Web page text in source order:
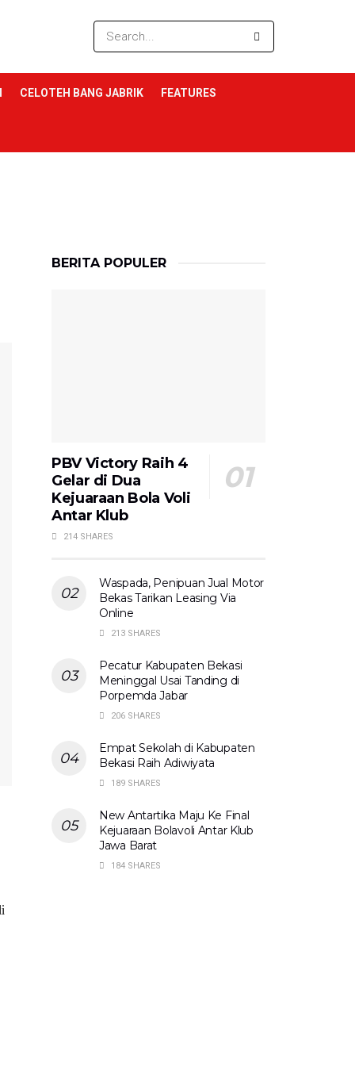
CELOTEH BANG JABRIK FEATURES
BERITA POPULER
PBV Victory Raih 4
Gelar di Dua
Kejuaraan Bola Voli
Antar Klub
214 SHARES
Waspada, Penipuan Jual Motor
Bekas Tarikan Leasing Via
Online
213 SHARES
Pecatur Kabupaten Bekasi
Meninggal Usai Tanding di
Porpemda Jabar
206 SHARES
Empat Sekolah di Kabupaten
Bekasi Raih Adiwiyata
189 SHARES
New Antartika Maju Ke Final
Kejuaraan Bolavoli Antar Klub
Jawa Barat
184 SHARES